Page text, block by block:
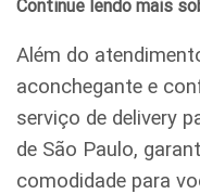
Continue lendo mais
Além do
aconchegante e
serviço de delivery
de São Paulo,
comodidade para